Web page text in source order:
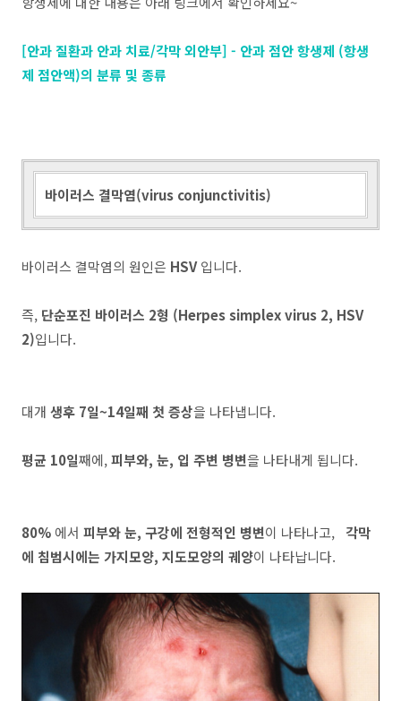
[안과 질환과 안과 치료/각막 외안부] - 안과 점안 항생제 (항생
제 점안액)의 분류 및 종류
바이러스 결막염(virus conjunctivitis)
바이러스 결막염의 원인은 HSV입니다.
즉, 단순포진 바이러스 2형 (Herpes simplex virus 2, HSV
2)입니다.
대개 생후 7일~14일째 첫 증상을 나타냅니다.
평균 10일째에,피부와, 눈, 입 주변 병변을 나타내게 됩니다.
80% 에서 피부와 눈, 구강에 전형적인 병변이 나타나고,
각막
에 침범시에는 가지모양, 지도모양의 궤양이 나타납니다.